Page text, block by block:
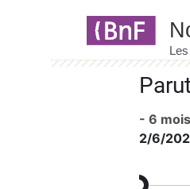
- 6 mois
2/6/